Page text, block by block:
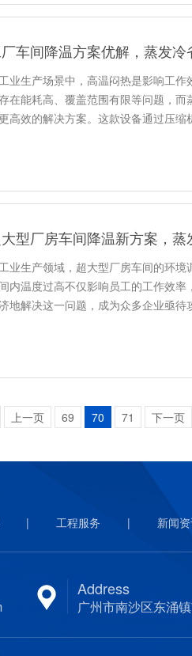
车间降温方案优解，蒸发
业生产场景中，高温闷热是影响工
在能耗高、覆盖范围有限等问题，
高效的解决方案。这款设备通过压
型厂房车间降温新方案，
业生产领域，超大型厂房车间的环境
内温度过高不仅影响员工的工作效率
地解决这一问题，成为众多企业亟
上一页 69 70 71 下一页
| 工程服务 | 新闻
Address
广州市南沙区东涌